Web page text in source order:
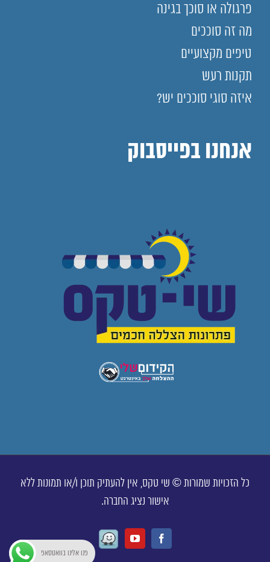
פרגולה או סוכך בגינה
מה זה סוככים
טיפים מקצועיים
תקנות רעש
איזה סוגי סוככים יש?
אנחנו בפייסבוק
כל הזכויות שמורות © שי טקס, אין להעתיק תוכן ו/או תמונות ללא
אישור נציג החברה.
Facebook
Youtube
Waze
פנו אלינו בוואטסאפ